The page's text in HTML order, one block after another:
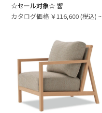
☆セール対象☆ 響
カタログ価格 ￥116,600 (税込) ~